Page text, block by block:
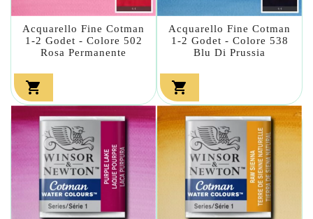
Acquarello Fine Cotman
1-2 Godet - Colore 502
Rosa Permanente

Acquarello Fine Cotman
1-2 Godet - Colore 538
Blu Di Prussia
